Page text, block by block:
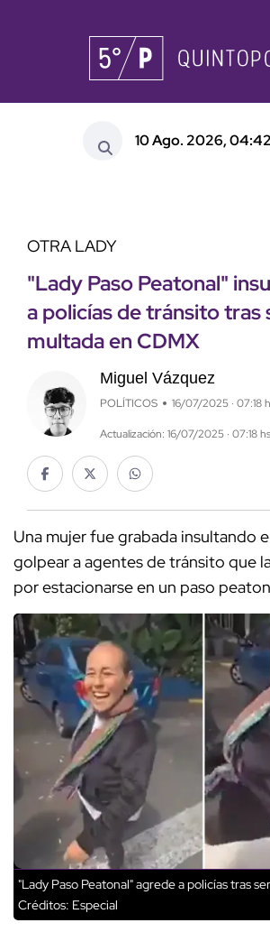
10 Ago. 2026, 04:42
OTRA LADY
"Lady Paso Peatonal"
a policías de tránsito tras
multada en CDMX
Miguel Vázquez
POLÍTICOS 16/07/2025 · 07:18
Actualización: 16/07/2025 · 07:18 hs
Una mujer fue grabada insultando
golpear a agentes de tránsito que
por estacionarse en un paso
"Lady Paso Peatonal" agrede a policías tras
Créditos: Especial